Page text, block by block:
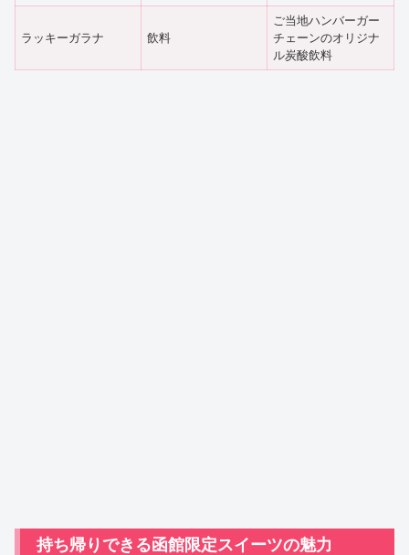
ラッキーガラナ 飲料
ご当地ハンバーガー
チェーンのオリジナ
ル炭酸飲料
持ち帰りできる函館限定スイーツの魅力